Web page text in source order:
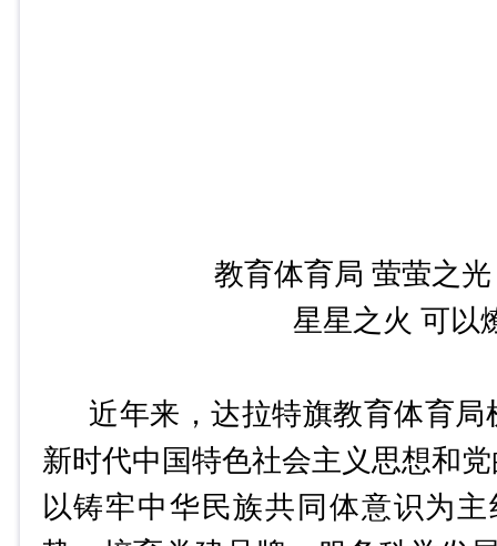
教育体育局 萤萤之光
星星之火 可以
近年来，达拉特旗教育体育
新时代中国特色社会主义思想和
以铸牢中华民族共同体意识为